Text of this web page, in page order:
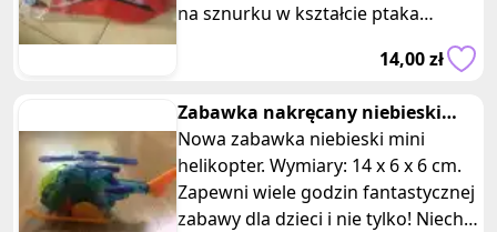
na sznurku w kształcie ptaka
zapewni Ci niezapomniane chwile
14,00 zł
Zabawka nakręcany niebieski
mini helikopter na kółkach
Nowa zabawka niebieski mini
helikopter. Wymiary: 14 x 6 x 6 cm.
Zapewni wiele godzin fantastycznej
zabawy dla dzieci i nie tylko! Niech